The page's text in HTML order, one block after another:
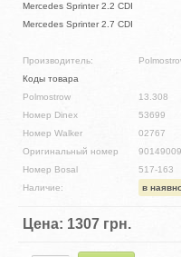
Mercedes Sprinter 2.2 CDI
Mercedes Sprinter 2.7 CDI
Производитель:
Коды товара
Polmostrow
13.308
Номер Dinex
53699
Номер Walker
02767
Оригинальный номер
Номер Bosal
517-163
Наличие:
в
Цена: 1307 грн.